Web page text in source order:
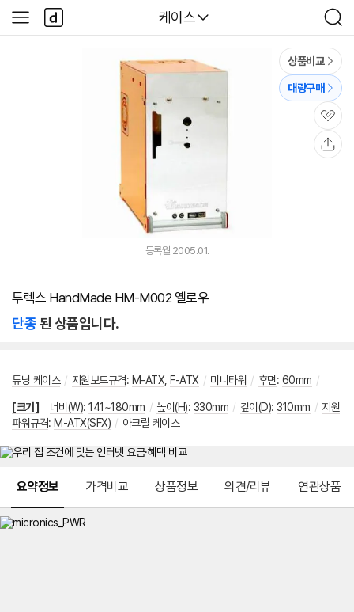
다나와
케이스
검
색
사
이
다
나
와
상품비교
대량구매
관
심
등록월 2005.01.
투렉스 HandMade HM-M002 옐로우
단종된 상품입니다.
튜닝 케이스 / 지원보드규격: M-ATX F-ATX / 미니타워 / 후면: 60mm /
[크기] 너비(W): 141~180mm / 높이(H): 330mm / 깊이(D): 310mm / 지원
파워규격: M-ATX(SFX) / 아크릴 케이스
요약정보 가격비교 상품정보 의견/리뷰 연관상품